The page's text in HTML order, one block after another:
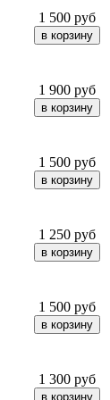
1 500 руб
1 900 руб
1 500 руб
1 250 руб
1 500 руб
1 300 руб